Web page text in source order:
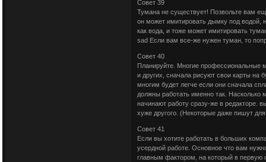
Совет 39
Тумана не существует! Позвольте вам
он может имитировать дымку под водой,
как вода, и тоже может имитировать
sad Если вам все-же нужен туман, то
Совет 40
Планируйте. Многие профессиональные
и других, сначала рисуют свои карты на
многим будет легче если они сначала
должны работать именно так.
начинают работу сразу-же в редакторе.
хуже другого. (Некоторые даже пишут
Совет 41
Если вы хотите работать в больших
усердной работе. Основное что вам
главным фактором, на который в первую